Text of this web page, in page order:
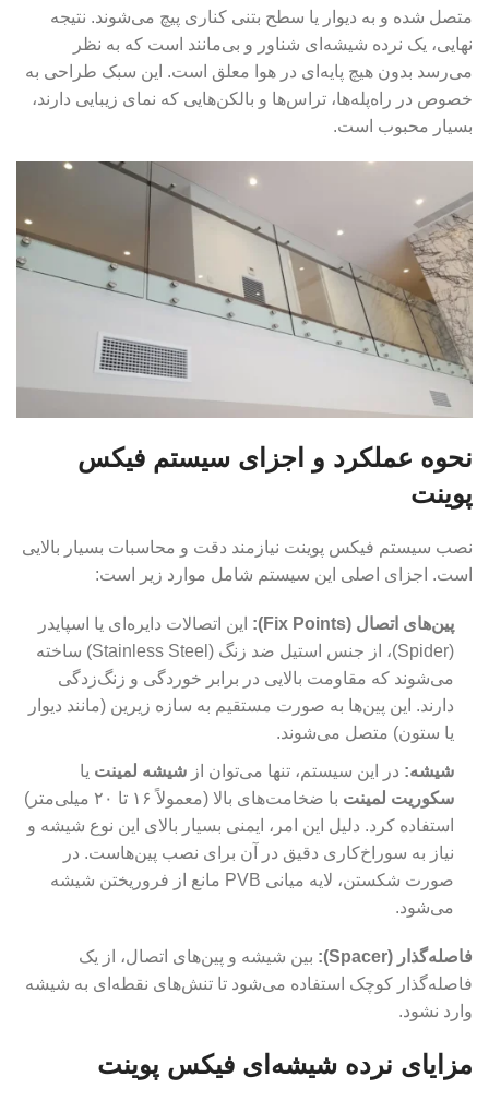
متصل شده و به دیوار یا سطح بتنی کناری پیچ می‌شوند. نتیجه
نهایی، یک نرده شیشه‌ای شناور و بی‌مانند است که به نظر
می‌رسد بدون هیچ پایه‌ای در هوا معلق است. این سبک طراحی به
خصوص در راه‌پله‌ها، تراس‌ها و بالکن‌هایی که نمای زیبایی دارند،
بسیار محبوب است.
نحوه عملکرد و اجزای سیستم فیکس
پوینت
نصب سیستم فیکس پوینت نیازمند دقت و محاسبات بسیار بالایی
است. اجزای اصلی این سیستم شامل موارد زیر است:
پین‌های اتصال (Fix Points):
این اتصالات دایره‌ای یا اسپایدر
(Spider)، از جنس استیل ضد زنگ (Stainless Steel) ساخته
می‌شوند که مقاومت بالایی در برابر خوردگی و زنگ‌زدگی
دارند. این پین‌ها به صورت مستقیم به سازه زیرین (مانند دیوار
یا ستون) متصل می‌شوند.
شیشه: در این سیستم، تنها می‌توان از شیشه لمینت یا
سکوریت لمینت
با ضخامت‌های بالا (معمولاً ۱۶ تا ۲۰ میلی‌متر)
استفاده کرد. دلیل این امر، ایمنی بسیار بالای این نوع شیشه و
نیاز به سوراخ‌کاری دقیق در آن برای نصب پین‌هاست. در
صورت شکستن، لایه میانی PVB مانع از فروریختن شیشه
می‌شود.
فاصله‌گذار (Spacer):
بین شیشه و پین‌های اتصال، از یک
فاصله‌گذار کوچک استفاده می‌شود تا تنش‌های نقطه‌ای به شیشه
وارد نشود.
مزایای نرده شیشه‌ای فیکس پوینت